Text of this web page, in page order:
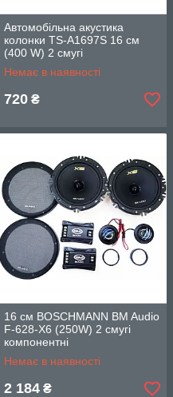
Автомобільна акустика
колонки TS-A1697S 16 см
(400 W) 2 смугі
Немає в наявності
720 ₴
16 см BOSCHMANN BM Audio
F-628-X6 (250W) 2 смугі
компонентні
Немає в наявності
2 184 ₴